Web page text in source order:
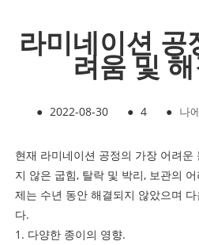
라미네이션 공
려움 및
● 2022-08-30 ● 4 ● 나
현재 라미네이션 공정의 가장 어려운
지 않은 굽힘, 탈락 및 박리, 보관의
제는 수년 동안 해결되지 않았으며
다.
1. 다양한 종이의 영향.